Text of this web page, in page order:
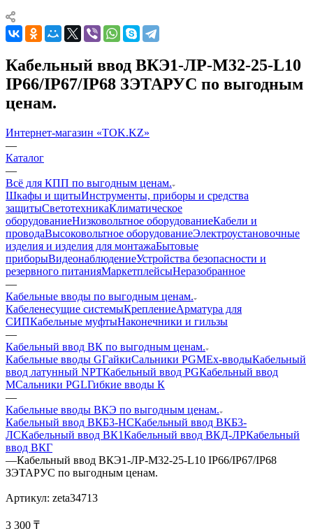
Кабельный ввод ВКЭ1-ЛР-М32-25-L10
IP66/IP67/IP68 ЗЭТАРУС по выгодным
ценам.
Интернет-магазин «TOK.KZ»
—
Каталог
—
Всё для КПП по выгодным ценам.
Шкафы и щитыИнструменты, приборы и средства
защитыСветотехникаКлиматическое
оборудованиеНизковольтное оборудованиеКабели и
проводаВысоковольтное оборудованиеЭлектроустановочные
изделия и изделия для монтажаБытовые
приборыВидеонаблюдениеУстройства безопасности и
резервного питанияМаркетплейсыНеразобранное
—
Кабельные вводы по выгодным ценам.
Кабеленесущие системыКреплениеАрматура для
СИПКабельные муфтыНаконечники и гильзы
—
Кабельный ввод ВК по выгодным ценам.
Кабельные вводы GГайкиСальники PGMЕх-вводыКабельный
ввод латунный NPTКабельный ввод PGКабельный ввод
МСальники PGLГибкие вводы К
—
Кабельные вводы ВКЭ по выгодным ценам.
Кабельный ввод ВКБ3-НСКабельный ввод ВКБ3-
ЛСКабельный ввод ВК1Кабельный ввод ВКД-ЛРКабельный
ввод ВКГ
—Кабельный ввод ВКЭ1-ЛР-М32-25-L10 IP66/IP67/IP68
ЗЭТАРУС по выгодным ценам.
Артикул: zeta34713
3 300 ₸